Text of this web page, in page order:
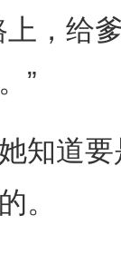
，给爹
”
道要
。